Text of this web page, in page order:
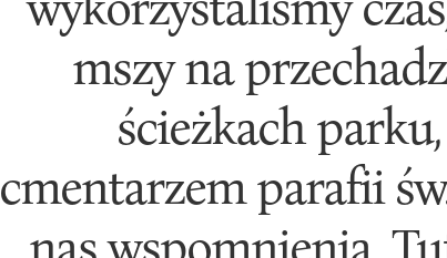
mszy na
ścieżkach
cmentarzem parafii
nas wspomnienia.